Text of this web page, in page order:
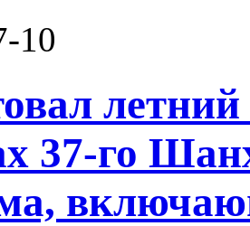
10
37-го